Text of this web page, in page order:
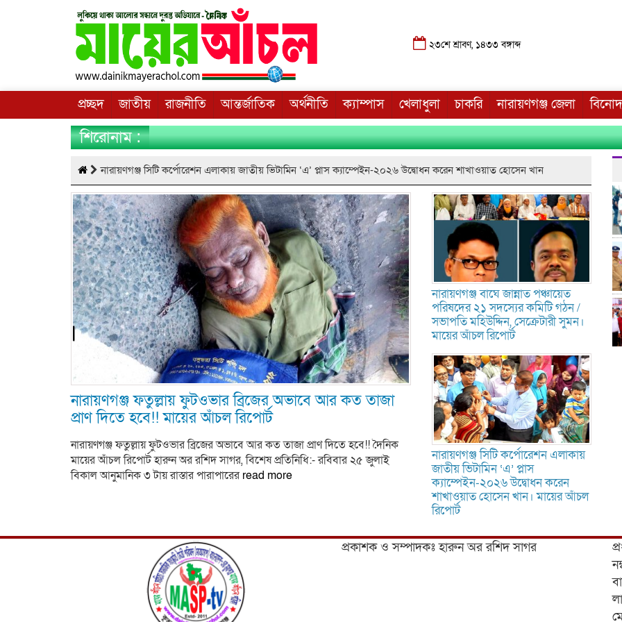
২৩শে শ্রাবণ, ১৪৩৩ বঙ্গাব্দ
প্রচ্ছদ জাতীয় রাজনীতি আন্তর্জাতিক অর্থনীতি ক্যাম্পাস খেলাধুলা চাকরি নারায়ণগঞ্জ জেলা
শিরোনাম :
নারায়ণগঞ্জ সিটি কর্পোরেশন এলাকায় জাতীয় ভিটামিন ‘এ’ প্লাস ক্যাম্পেইন-২০২৬ উদ্বোধন করেন শাখাওয়াত হোসেন খান
নারায়ণগঞ্জ ফতুল্লায় ফুটওভার ব্রিজের অভাবে আর কত তাজা
প্রাণ দিতে হবে!! মায়ের আঁচল রিপোর্ট
নারায়ণগঞ্জ ফতুল্লায় ফুটওভার ব্রিজের অভাবে আর কত তাজা প্রাণ দিতে হবে!! দৈনিক
মায়ের আঁচল রিপোর্ট হারুন অর রশিদ সাগর, বিশেষ প্রতিনিধি:- রবিবার ২৫ জুলাই
বিকাল আনুমানিক ৩ টায় রাস্তার পারাপারেরread more
নারায়ণগঞ্জ বাঘে জান্নাত পঞ্চায়েত
পরিষদের ২১ সদস্যের কমিটি গঠন /
সভাপতি মহিউদ্দিন, সেক্রেটারী সুমন।
মায়ের আঁচল রিপোর্ট
নারায়ণগঞ্জ সিটি কর্পোরেশন এলাকায়
জাতীয় ভিটামিন ‘এ’ প্লাস
ক্যাম্পেইন-২০২৬ উদ্বোধন করেন
শাখাওয়াত হোসেন খান। মায়ের আঁচল
রিপোর্ট
প্রকাশক ও সম্পাদকঃ হারুন অর রশিদ সাগর